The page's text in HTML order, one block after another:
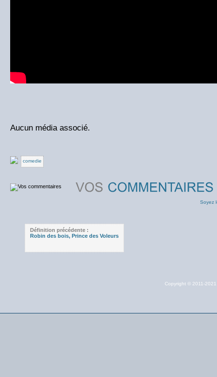
Aucun média associé.
comedie
Soyez
Définition précédente :
Robin des bois, Prince des Voleurs
Copyright © 2011-